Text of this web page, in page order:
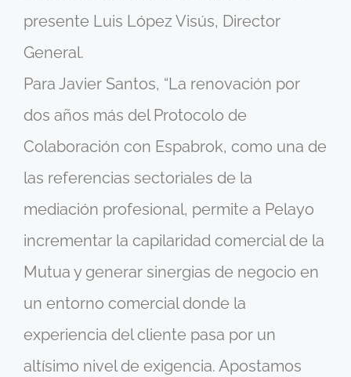
presente Luis López Visús, Director
General.
Para Javier Santos, “La renovación por
dos años más del Protocolo de
Colaboración con Espabrok, como una de
las referencias sectoriales de la
mediación profesional, permite a Pelayo
incrementar la capilaridad comercial de la
Mutua y generar sinergias de negocio en
un entorno comercial donde la
experiencia del cliente pasa por un
altísimo nivel de exigencia. Apostamos